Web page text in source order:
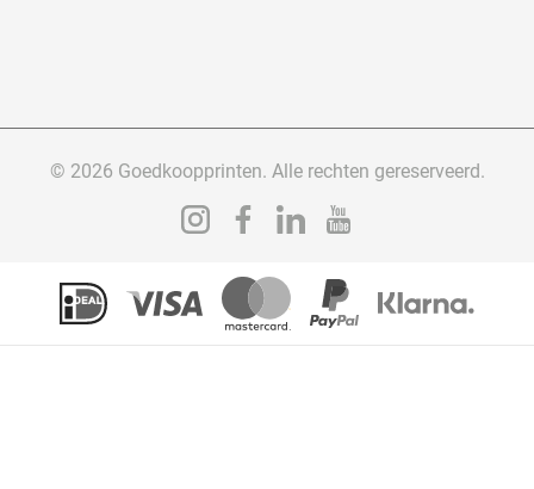
© 2026 Goedkoopprinten. Alle rechten gereserveerd.